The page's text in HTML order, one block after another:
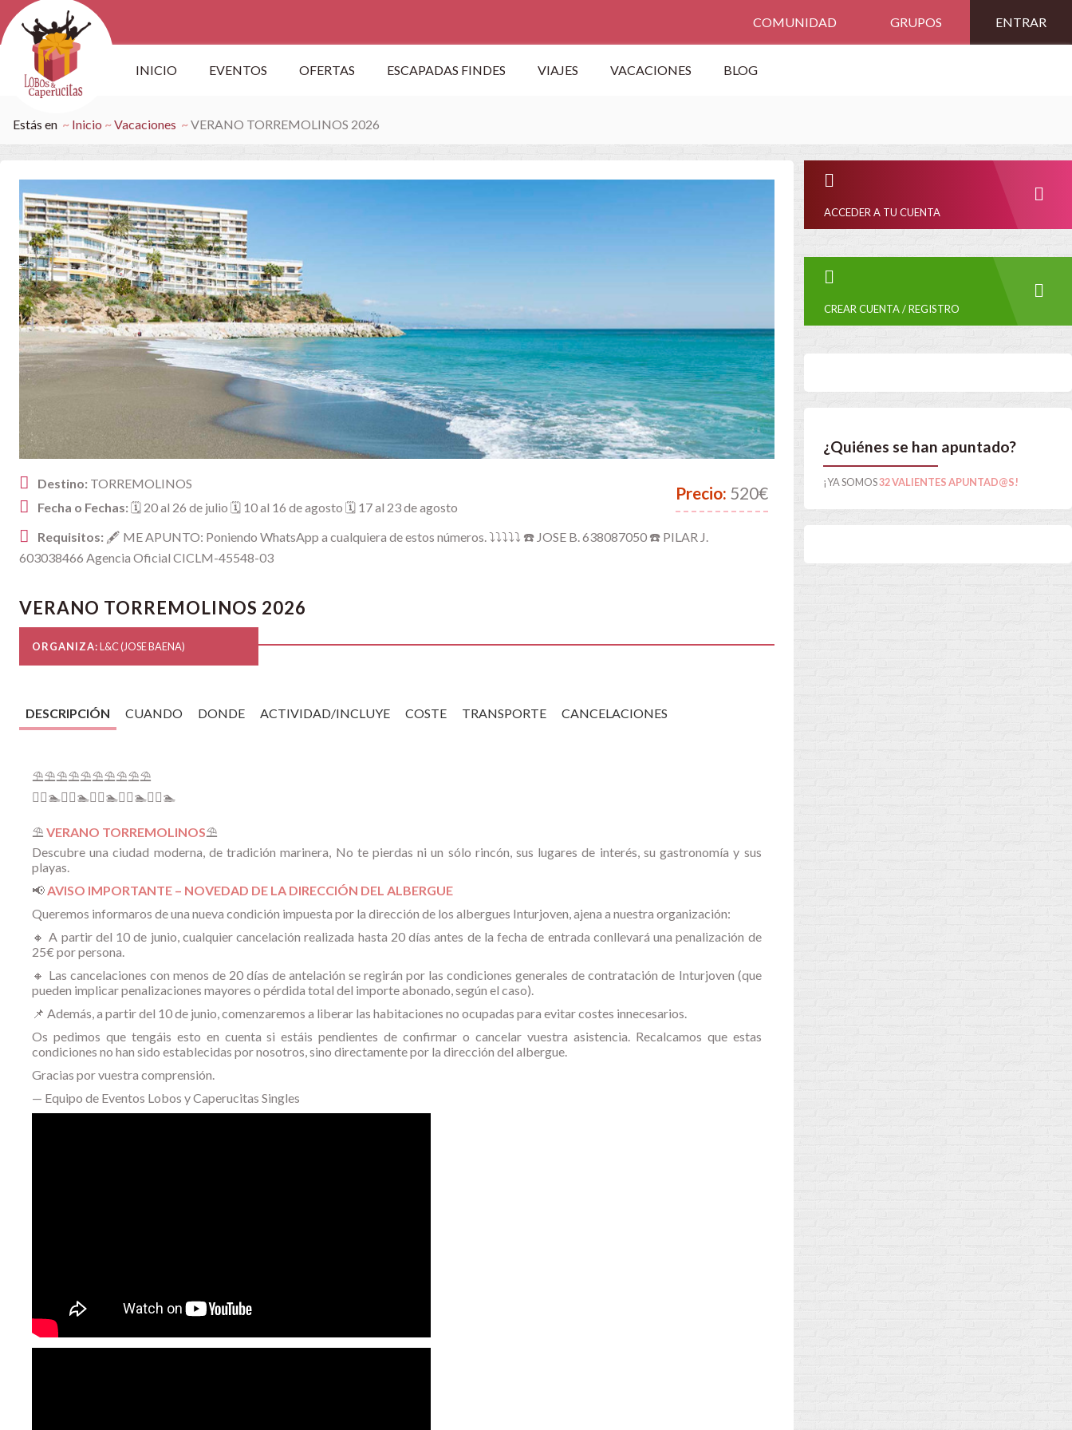
COMUNIDAD GRUPOS ENTRAR
INICIO EVENTOS OFERTAS ESCAPADAS FINDES VIAJES VACACIONES BLOG
Estás en Inicio Vacaciones VERANO TORREMOLINOS 2026
Destino: TORREMOLINOS
Fecha o Fechas:🗓 20 al 26 de julio 🗓 10 al 16 de agosto 🗓 17 al 23 de agosto
Precio: 520€
Requisitos: 🖋 ME APUNTO: Poniendo WhatsApp a cualquiera de estos números. ⤵⤵⤵⤵⤵ ☎ JOSE B. 638087050 ☎ PILAR J.
603038466 Agencia Oficial CICLM-45548-03
VERANO TORREMOLINOS 2026
ORGANIZA:L&C (JOSE BAENA)
DESCRIPCIÓN CUANDO DONDE ACTIVIDAD/INCLUYE COSTE TRANSPORTE CANCELACIONES
⛱⛱⛱⛱⛱⛱⛱⛱⛱⛱
🏄‍♀🏊🏄‍♀🏊🏄‍♀🏊🏄‍♀🏊🏄‍♀🏊
⛱ VERANO TORREMOLINOS⛱
Descubre una ciudad moderna, de tradición marinera, No te pierdas ni un sólo rincón, sus lugares de interés, su gastronomía y sus
playas.
📢AVISO IMPORTANTE – NOVEDAD DE LA DIRECCIÓN DEL ALBERGUE
Queremos informaros de una nueva condición impuesta por la dirección de los albergues Inturjoven, ajena a nuestra organización:
🔸 A partir del 10 de junio, cualquier cancelación realizada hasta 20 días antes de la fecha de entrada conllevará una penalización de
25€ por persona.
🔸 Las cancelaciones con menos de 20 días de antelación se regirán por las condiciones generales de contratación de Inturjoven (que
pueden implicar penalizaciones mayores o pérdida total del importe abonado, según el caso).
📌 Además, a partir del 10 de junio, comenzaremos a liberar las habitaciones no ocupadas para evitar costes innecesarios.
Os pedimos que tengáis esto en cuenta si estáis pendientes de confirmar o cancelar vuestra asistencia. Recalcamos que estas
condiciones no han sido establecidas por nosotros, sino directamente por la dirección del albergue.
Gracias por vuestra comprensión.
— Equipo de Eventos Lobos y Caperucitas Singles
ACCEDER A TU CUENTA
CREAR CUENTA / REGISTRO
¿Quiénes se han apuntado?
¡YA SOMOS32 VALIENTES APUNTAD@S!